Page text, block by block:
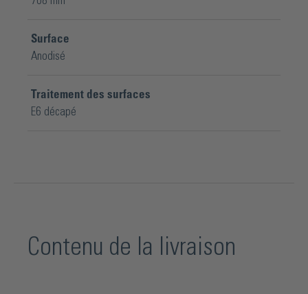
Surface
Anodisé
Traitement des surfaces
E6 décapé
Contenu de la livraison